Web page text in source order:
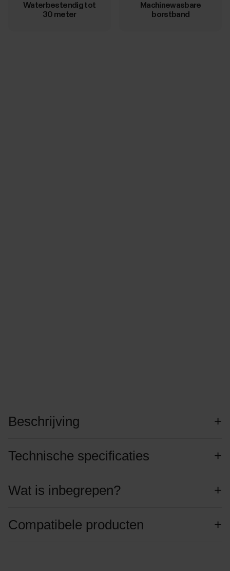
Waterbestendig tot
30 meter
Machinewasbare
borstband
Beschrijving
Technische specificaties
Wat is inbegrepen?
Compatibele producten